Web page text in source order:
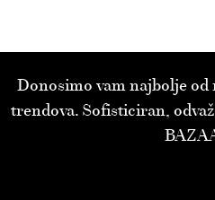
Donosimo vam najbolje
trendova. Sofisticiran,